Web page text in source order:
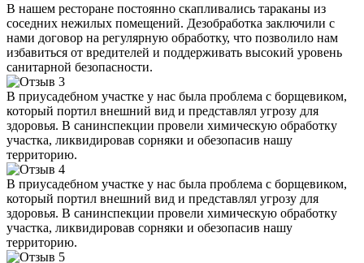
В нашем ресторане постоянно скапливались тараканы из
соседних нежилых помещений. Дезобработка заключили с
нами договор на регулярную обработку, что позволило нам
избавиться от вредителей и поддерживать высокий уровень
санитарной безопасности.
В приусадебном участке у нас была проблема с борщевиком,
который портил внешний вид и представлял угрозу для
здоровья. В санинспекции провели химическую обработку
участка, ликвидировав сорняки и обезопасив нашу
территорию.
В приусадебном участке у нас была проблема с борщевиком,
который портил внешний вид и представлял угрозу для
здоровья. В санинспекции провели химическую обработку
участка, ликвидировав сорняки и обезопасив нашу
территорию.